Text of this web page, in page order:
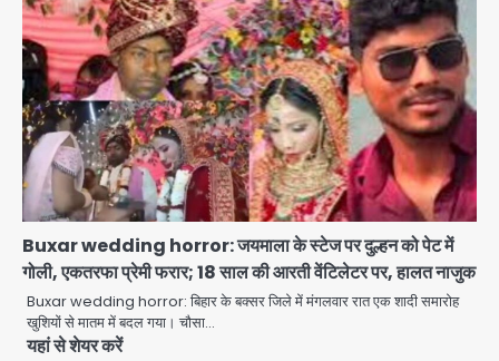
Buxar wedding horror: जयमाला के स्टेज पर दुल्हन को पेट में
गोली, एकतरफा प्रेमी फरार; 18 साल की आरती वेंटिलेटर पर, हालत नाजुक
Buxar wedding horror: बिहार के बक्सर जिले में मंगलवार रात एक शादी समारोह
खुशियों से मातम में बदल गया। चौसा…
यहां से शेयर करें